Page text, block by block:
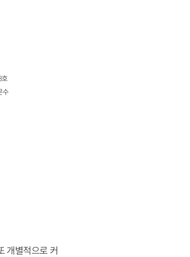
개별적으로 커
수